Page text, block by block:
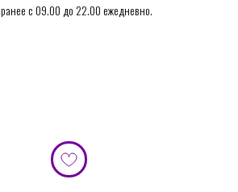
с 09.00 до 22.00 ежедневно.